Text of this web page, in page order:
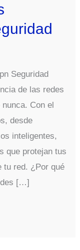
Seguridad
de las redes
Con el
desde
inteligentes,
que protejan tus
tu red. ¿Por qué
[…]